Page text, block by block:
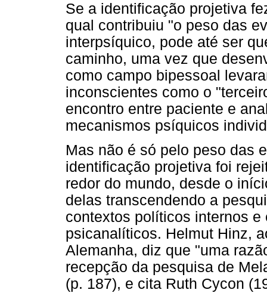
Se a identificação projetiva
qual contribuiu "o peso das
interpsíquico, pode até ser
caminho, uma vez que
como campo bipessoal
inconscientes como o
encontro entre paciente e
mecanismos psíquicos
Mas não é só pelo peso das
identificação projetiva foi
redor do mundo, desde o
delas transcendendo a
contextos políticos internos
psicanalíticos. Helmut Hinz,
Alemanha, diz que "uma
recepção da pesquisa de
(p. 187), e cita Ruth Cycon